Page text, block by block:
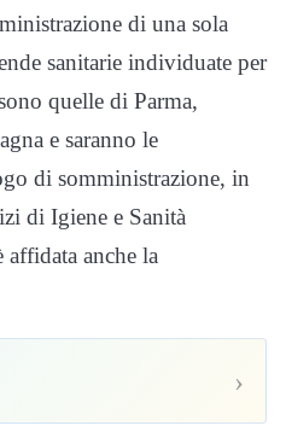
di una sola
sanitarie individuate per
quelle di Parma,
e saranno le
di somministrazione, in
di Igiene e Sanità
anche la
›